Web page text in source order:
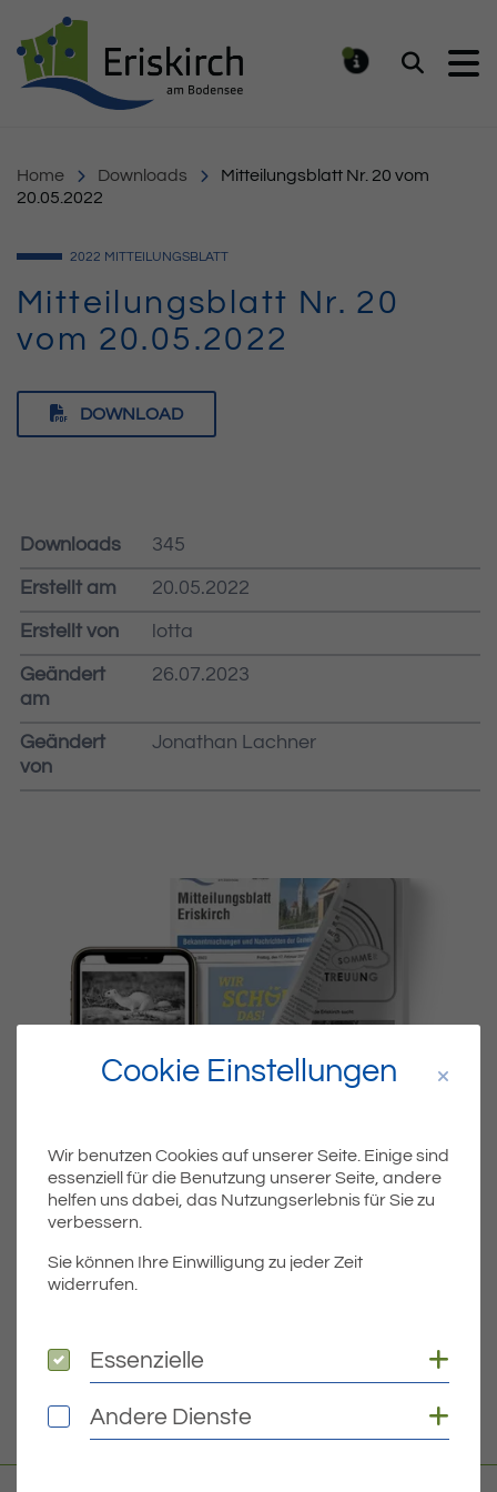
Suchen
Home Downloads
Mitteilungsblatt Nr. 20 vom
20.05.2022
2022 MITTEILUNGSBLATT
Mitteilungsblatt Nr. 20
vom 20.05.2022
DOWNLOAD
Downloads 345
Erstellt am 20.05.2022
Erstellt von lotta
Geändert
am
26.07.2023
Geändert
von
Jonathan Lachner
Dateiname MIBLA-KW20-2022.PDF
Dateigröße
DOWNLOAD
Cookie Einstellungen
Wir benutzen Cookies auf unserer Seite. Einige sind
essenziell für die Benutzung unserer Seite, andere
helfen uns dabei, das Nutzungserlebnis für Sie zu
verbessern.
Sie können Ihre Einwilligung zu jeder Zeit
widerrufen.
Essenzielle
Essenzielle
Andere Dienste
Andere Dienste